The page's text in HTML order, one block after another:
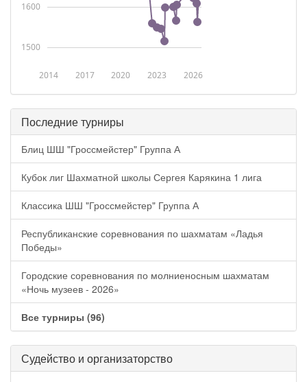
2014 2017 2020 2023 2026
1500
1600
Последние турниры
Блиц ШШ "Гроссмейстер" Группа А
Кубок лиг Шахматной школы Сергея Карякина 1 лига
Классика ШШ "Гроссмейстер" Группа А
Республиканские соревнования по шахматам «Ладья
Победы»
Городские соревнования по молниеносным шахматам
«Ночь музеев - 2026»
Все турниры (96)
Судейство и организаторство